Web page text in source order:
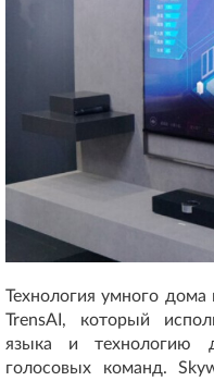
Технология умного
TrensAI, который
языка и технологию
голосовых команд.